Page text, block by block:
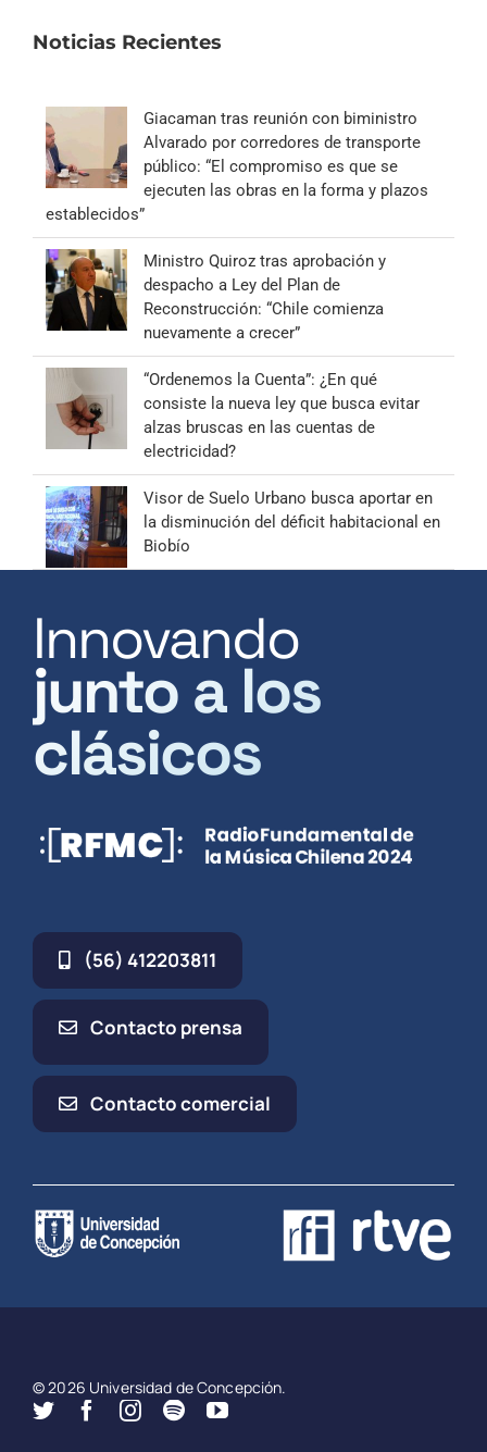
Noticias Recientes
Giacaman tras reunión con biministro
Alvarado por corredores de transporte
público: “El compromiso es que se
ejecuten las obras en la forma y plazos
establecidos”
Ministro Quiroz tras aprobación y
despacho a Ley del Plan de
Reconstrucción: “Chile comienza
nuevamente a crecer”
“Ordenemos la Cuenta”: ¿En qué
consiste la nueva ley que busca evitar
alzas bruscas en las cuentas de
electricidad?
Visor de Suelo Urbano busca aportar en
la disminución del déficit habitacional en
Biobío
Innovando
junto a los
clásicos
(56) 412203811
Contacto prensa
Contacto comercial
© 2026 Universidad de Concepción.